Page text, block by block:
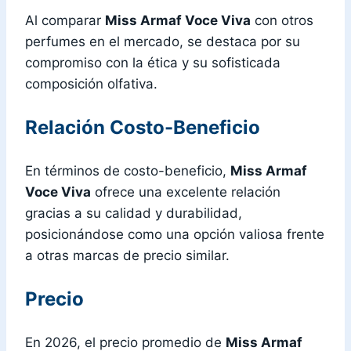
Al comparar Miss Armaf Voce Viva con otros
perfumes en el mercado, se destaca por su
compromiso con la ética y su sofisticada
composición olfativa.
Relación Costo-Beneficio
En términos de costo-beneficio, Miss Armaf
Voce Viva ofrece una excelente relación
gracias a su calidad y durabilidad,
posicionándose como una opción valiosa frente
a otras marcas de precio similar.
Precio
En 2026, el precio promedio de Miss Armaf